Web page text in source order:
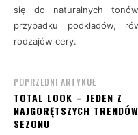
się do naturalnych
przypadku podkładów,
rodzajów cery.
POPRZEDNI ARTYKUŁ
TOTAL LOOK – JEDEN Z
NAJGORĘTSZYCH TRENDÓW
SEZONU